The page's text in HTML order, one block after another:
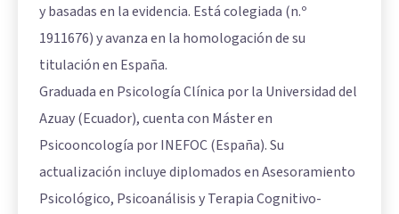
y basadas en la evidencia. Está colegiada (n.º
1911676) y avanza en la homologación de su
titulación en España.
Graduada en Psicología Clínica por la Universidad del
Azuay (Ecuador), cuenta con Máster en
Psicooncología por INEFOC (España). Su
actualización incluye diplomados en Asesoramiento
Psicológico, Psicoanálisis y Terapia Cognitivo-